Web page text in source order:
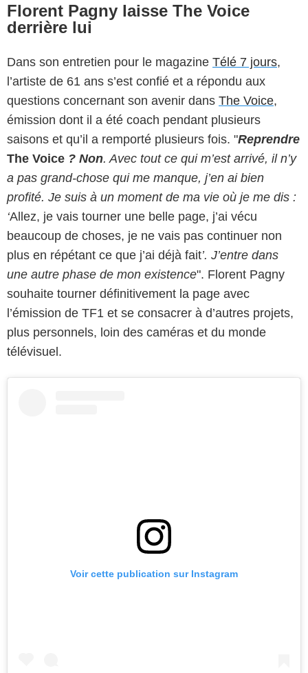
Florent Pagny laisse The Voice
derrière lui
Dans son entretien pour le magazine Télé 7 jours,
l’artiste de 61 ans s’est confié et a répondu aux
questions concernant son avenir dans The Voice,
émission dont il a été coach pendant plusieurs
saisons et qu’il a remporté plusieurs fois. "Reprendre
The Voice ? Non. Avec tout ce qui m’est arrivé, il n’y
a pas grand-chose qui me manque, j’en ai bien
profité. Je suis à un moment de ma vie où je me dis :
‘Allez, je vais tourner une belle page, j’ai vécu
beaucoup de choses, je ne vais pas continuer non
plus en répétant ce que j’ai déjà fait’. J’entre dans
une autre phase de mon existence". Florent Pagny
souhaite tourner définitivement la page avec
l’émission de TF1 et se consacrer à d’autres projets,
plus personnels, loin des caméras et du monde
télévisuel.
Voir cette publication sur Instagram